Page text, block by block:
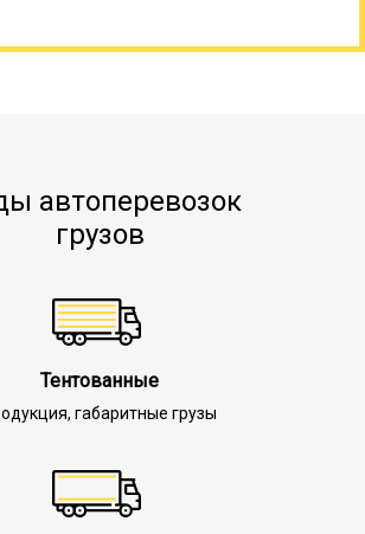
автоперевозок
грузов
Тентованные
габаритные грузы